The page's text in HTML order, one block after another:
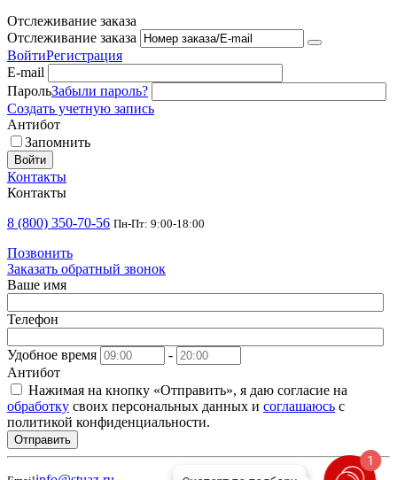
Отслеживание заказа
Отслеживание заказа
ВойтиРегистрация
E-mail
ПарольЗабыли пароль?
Создать учетную запись
Антибот
Запомнить
Войти
Контакты
Контакты
8 (800) 350-70-56 Пн-Пт: 9:00-18:00
Позвонить
Заказать обратный звонок
Ваше имя
Телефон
Удобное время
-
Антибот
Нажимая на кнопку «Отправить», я даю согласие на
обработку своих персональных данных и соглашаюсь с
политикой конфиденциальности.
Отправить
1